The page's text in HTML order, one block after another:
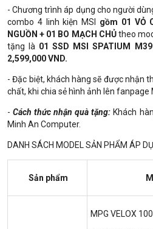
- Chương trình áp dụng cho người
combo 4 linh kiện MSI gồm 01 VỎ
NGUỒN + 01 BO MẠCH CHỦtheo
tặng là 01 SSD MSI SPATIUM
2,599,000 VND.
- Đặc biệt, khách hàng sẽ được nhận
chất, khi chia sẻ hình ảnh lên
-Cách thức nhận quà tặng: Khách
Minh An Computer.
DANH SÁCH MODEL SẢN PHẨM ÁP
Sản phẩm
MPG VELOX